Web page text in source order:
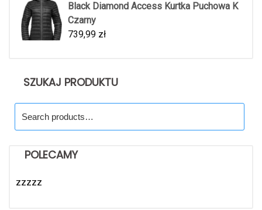
Black Diamond Access Kurtka Puchowa K
Czarny
739,99 zł
SZUKAJ PRODUKTU
for:
POLECAMY
zzzzz